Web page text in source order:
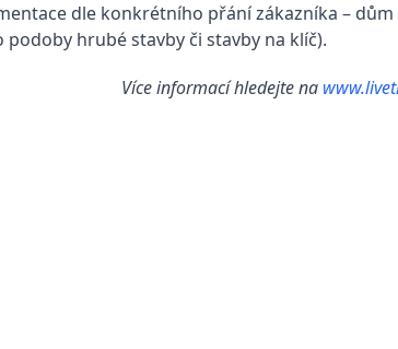
dle konkrétního přání zákazníka –
podoby hrubé stavby či stavby na klíč).
Více informací hledejte na